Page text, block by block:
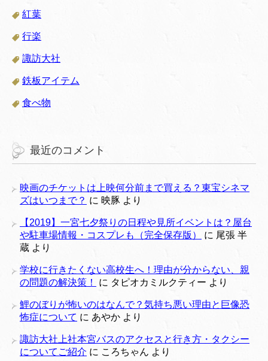
紅葉
行楽
諏訪大社
鉄板アイテム
食べ物
最近のコメント
映画のチケットは上映何分前まで買える？東宝シネマ
ズはいつまで？ に 映豚 より
【2019】一宮七夕祭りの日程や見所イベントは？屋台
や駐車場情報・コスプレも（完全保存版）
に 尾張 半
蔵 より
学校に行きたくない高校生へ！理由が分からない、親
の問題の解決策！
に タピオカミルクティー より
鯉のぼりが怖いのはなんで？気持ち悪い理由と巨像恐
怖症について に あやか より
諏訪大社上社本宮バスのアクセスと行き方・タクシー
についてご紹介 に ころちゃん より